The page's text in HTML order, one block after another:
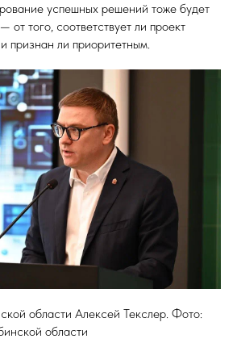
успешных решений тоже будет
от того, соответствует ли проект
признан ли приоритетным.
области Алексей Текслер. Фото:
области